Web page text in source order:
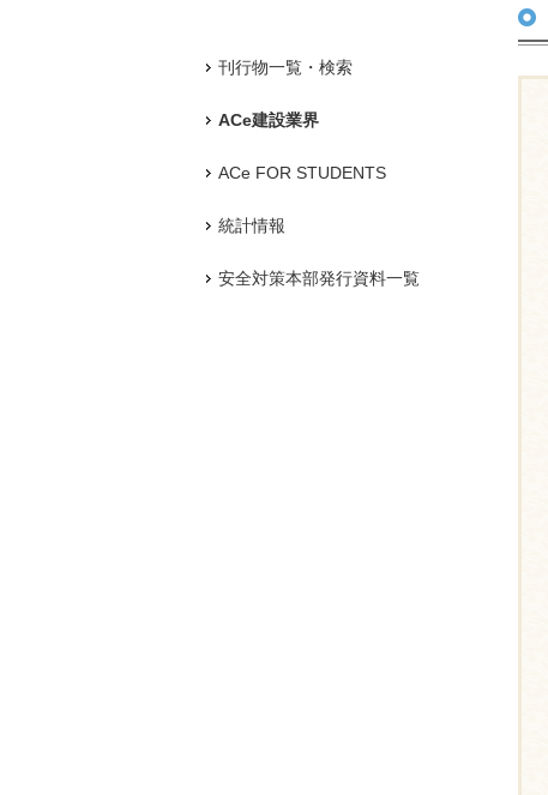
刊行物一覧・検索
ACe建設業界
ACe FOR STUDENTS
統計情報
安全対策本部発行資料一覧